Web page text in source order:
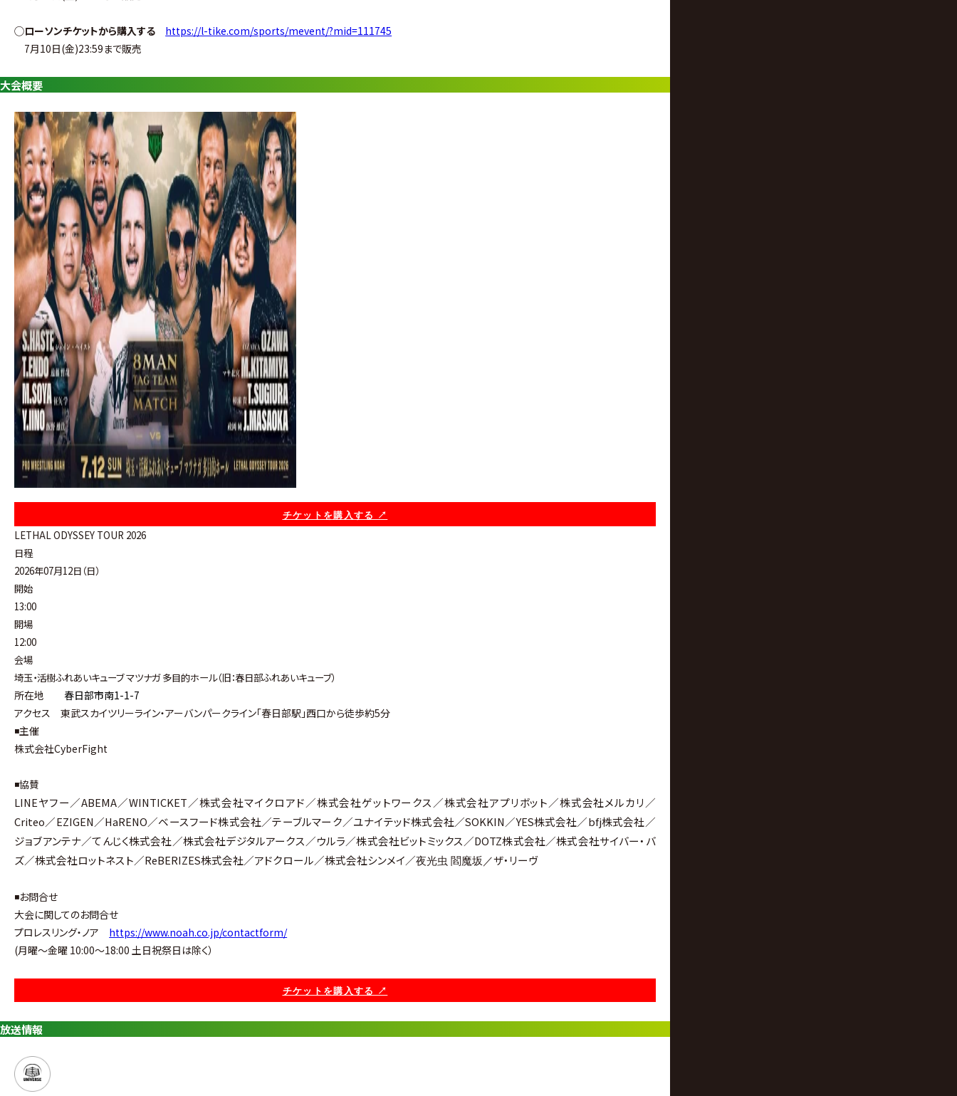
◯ローソンチケットから購入する
https://l-tike.com/sports/mevent/?mid=111745
7月10日(金)23:59まで販売
大会概要
チケットを購入する ↗︎
LETHAL ODYSSEY TOUR 2026
日程
2026年07月12日（日）
開始
13:00
開場
12:00
会場
埼玉・活樹ふれあいキューブ マツナガ 多目的ホール（旧：春日部ふれあいキューブ）
所在地 春日部市南1-1-7
アクセス 東武スカイツリーライン・アーバンパークライン「春日部駅」西口から徒歩約5分
◾️主催
株式会社CyberFight
◾️協賛
LINEヤフー／ABEMA／WINTICKET／株式会社マイクロアド／株式会社ゲットワークス／株式会社アプリボット／株式会社メルカリ／
Criteo／EZIGEN／HaRENO／ベースフード株式会社／テーブルマーク／ユナイテッド株式会社／SOKKIN／YES株式会社／bfj株式会社／
ジョブアンテナ／てんじく株式会社／株式会社デジタルアークス／ウルラ／株式会社ビットミックス／DOTZ株式会社／株式会社サイバー・バ
ズ／株式会社ロットネスト／ReBERIZES株式会社／アドクロール／株式会社シンメイ／夜光虫 閻魔坂／ザ・リーヴ
◾️お問合せ
大会に関してのお問合せ
プロレスリング・ノア https://www.noah.co.jp/contactform/
(月曜〜金曜 10:00〜18:00 土日祝祭日は除く）
チケットを購入する ↗︎
放送情報